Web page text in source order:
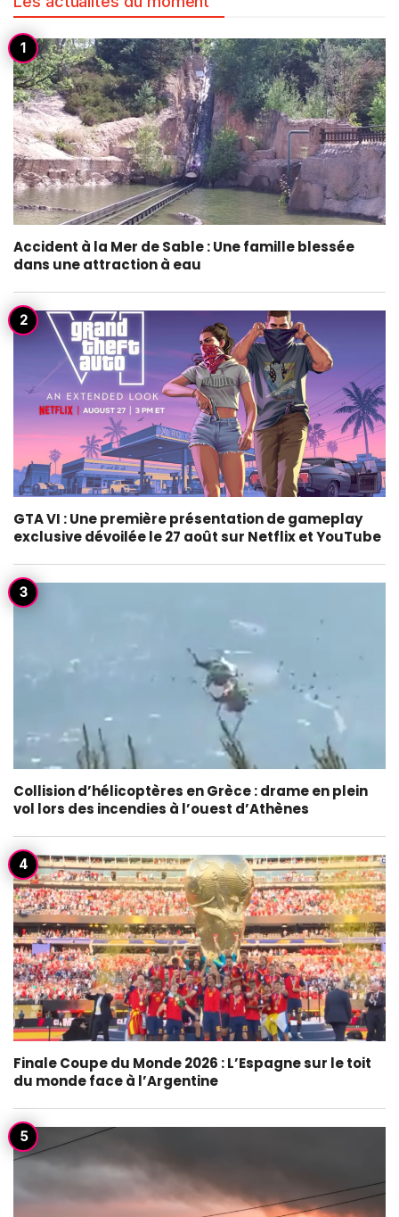
Accident à la Mer de Sable : Une famille blessée
dans une attraction à eau
GTA VI : Une première présentation de gameplay
exclusive dévoilée le 27 août sur Netflix et YouTube
Collision d’hélicoptères en Grèce : drame en plein
vol lors des incendies à l’ouest d’Athènes
Finale Coupe du Monde 2026 : L’Espagne sur le toit
du monde face à l’Argentine